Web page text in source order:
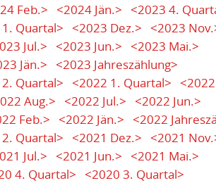
Feb.> <2024 Jän.>
<2023 4.
Quartal> <2023 Dez.>
<2023
Jul.> <2023 Jun.>
<2023 Mai.>
Jän.>
<2023 Jahreszählung>
Quartal> <2022 1. Quartal>
Aug.> <2022 Jul.>
<2022 Jun.>
Feb.> <2022 Jän.>
<2022
Quartal> <2021 Dez.>
<2021
Jul.> <2021 Jun.>
<2021 Mai.>
4. Quartal>
<2020 3. Quartal>